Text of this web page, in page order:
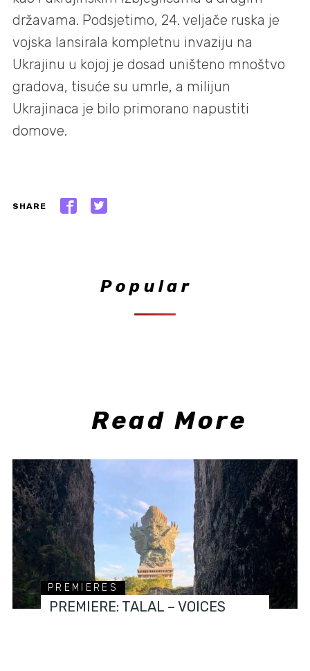
državama. Podsjetimo, 24. veljače ruska je
vojska lansirala kompletnu invaziju na
Ukrajinu u kojoj je dosad uništeno mnoštvo
gradova, tisuće su umrle, a milijun
Ukrajinaca je bilo primorano napustiti
domove.
SHARE
Popular
Read More
PREMIERES
PREMIERE: TALAL – VOICES